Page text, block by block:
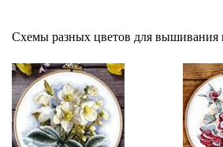
Схемы разных цветов для вышивания